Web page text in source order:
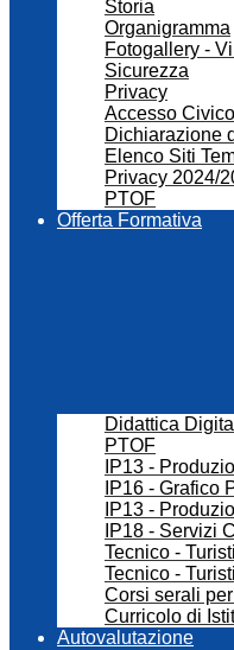
Storia
Organigramma
Fotogallery -
Sicurezza
Privacy
Accesso Civico
Dichiarazione
Elenco Siti
Privacy 2024/
PTOF
Offerta Formativa
Didattica
PTOF
IP13 -
IP16 - Grafico
IP13 -
IP18 - Servizi
Tecnico -
Tecnico -
Corsi serali
Curricolo di
Autovalutazione